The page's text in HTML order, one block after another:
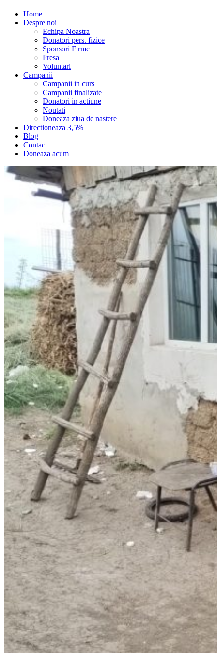
Home
Despre noi
Echipa Noastra
Donatori pers. fizice
Sponsori Firme
Presa
Voluntari
Campanii
Campanii in curs
Campanii finalizate
Donatori in actiune
Noutati
Doneaza ziua de nastere
Directioneaza 3,5%
Blog
Contact
Doneaza acum